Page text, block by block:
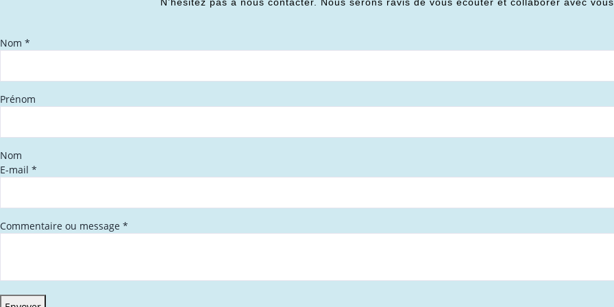
Nom *
Prénom
Nom
E-mail *
Commentaire ou message *